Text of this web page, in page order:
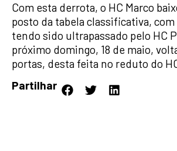
Com esta derrota, o HC Marco
posto da tabela classificativa,
tendo sido ultrapassado pelo HC
próximo domingo, 18 de maio,
portas, desta feita no reduto do
Partilhar